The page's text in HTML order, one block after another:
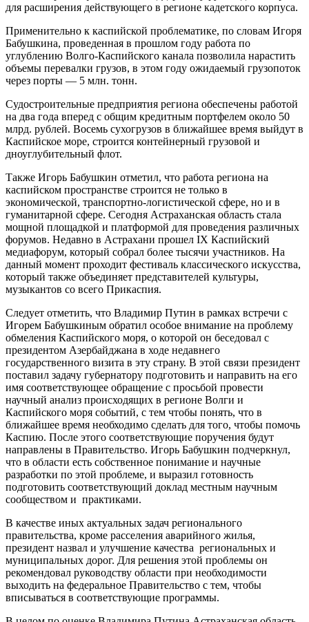
для расширения действующего в регионе кадетского корпуса.
Применительно к каспийской проблематике, по словам Игоря
Бабушкина, проведенная в прошлом году работа по
углублению Волго-Каспийского канала позволила нарастить
объемы перевалки грузов, в этом году ожидаемый грузопоток
через порты — 5 млн. тонн.
Судостроительные предприятия региона обеспечены работой
на два года вперед с общим кредитным портфелем около 50
млрд. рублей. Восемь сухогрузов в ближайшее время выйдут в
Каспийское море, строится контейнерный грузовой и
дноуглубительный флот.
Также Игорь Бабушкин отметил, что работа региона на
каспийском пространстве строится не только в
экономической, транспортно-логистической сфере, но и в
гуманитарной сфере. Сегодня Астраханская область стала
мощной площадкой и платформой для проведения различных
форумов. Недавно в Астрахани прошел IX Каспийский
медиафорум, который собрал более тысячи участников. На
данный момент проходит фестиваль классического искусства,
который также объединяет представителей культуры,
музыкантов со всего Прикаспия.
Следует отметить, что Владимир Путин в рамках встречи с
Игорем Бабушкиным обратил особое внимание на проблему
обмеления Каспийского моря, о которой он беседовал с
президентом Азербайджана в ходе недавнего
государственного визита в эту страну. В этой связи президент
поставил задачу губернатору подготовить и направить на его
имя соответствующее обращение с просьбой провести
научный анализ происходящих в регионе Волги и
Каспийского моря событий, с тем чтобы понять, что в
ближайшее время необходимо сделать для того, чтобы помочь
Каспию. После этого соответствующие поручения будут
направлены в Правительство. Игорь Бабушкин подчеркнул,
что в области есть собственное понимание и научные
разработки по этой проблеме, и выразил готовность
подготовить соответствующий доклад местным научным
сообществом и практиками.
В качестве иных актуальных задач регионального
правительства, кроме расселения аварийного жилья,
президент назвал и улучшение качества региональных и
муниципальных дорог. Для решения этой проблемы он
рекомендовал руководству области при необходимости
выходить на федеральное Правительство с тем, чтобы
вписываться в соответствующие программы.